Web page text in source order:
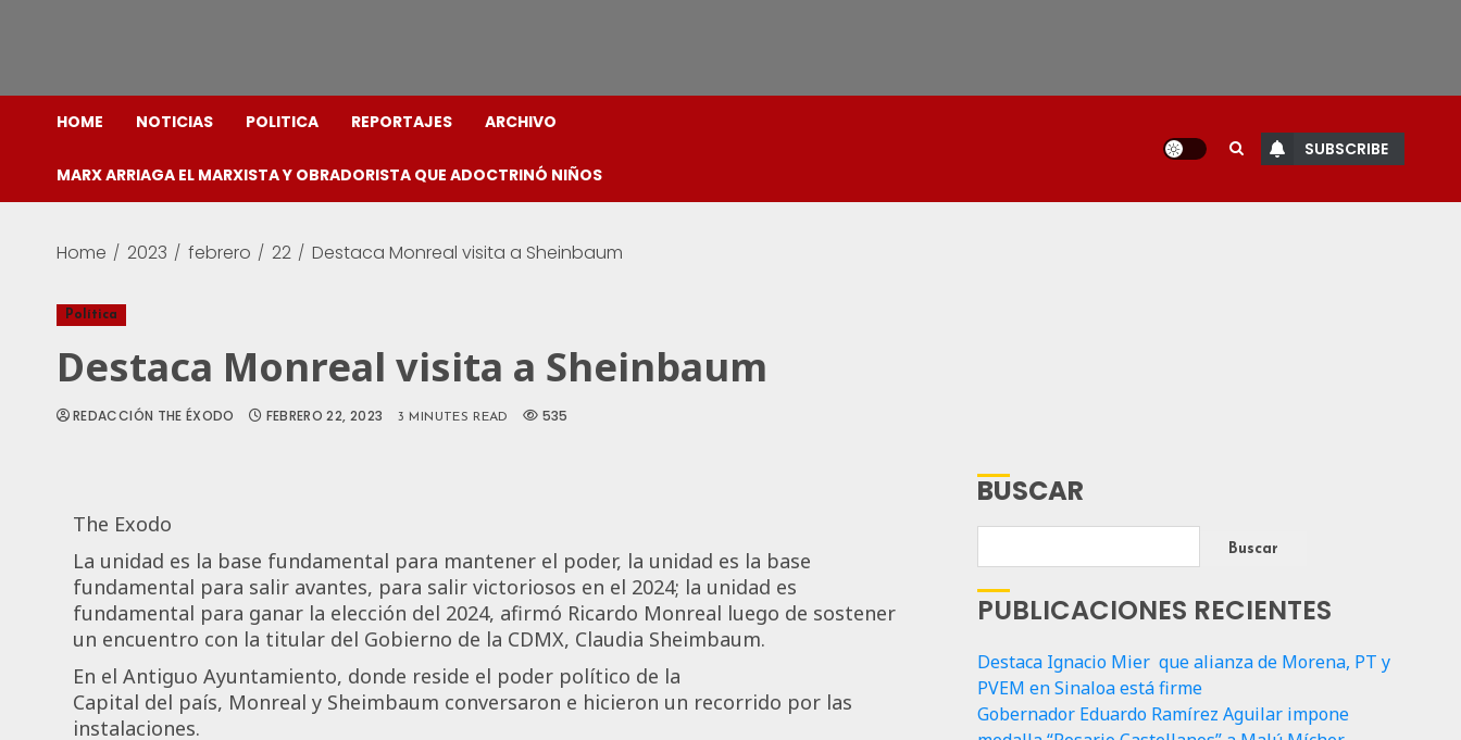
HOME NOTICIAS POLITICA REPORTAJES ARCHIVO
MARX ARRIAGA EL MARXISTA Y OBRADORISTA QUE ADOCTRINÓ NIÑOS
SUBSCRIBE
Home 2023 febrero 22 Destaca Monreal visita a Sheinbaum
Política
Destaca Monreal visita a Sheinbaum
REDACCIÓN THE ÉXODO FEBRERO 22, 2023 3 MINUTES READ 535
The Exodo
La unidad es la base fundamental para mantener el poder, la unidad es la base
fundamental para salir avantes, para salir victoriosos en el 2024; la unidad es
fundamental para ganar la elección del 2024, afirmó Ricardo Monreal luego de sostener
un encuentro con la titular del Gobierno de la CDMX, Claudia Sheimbaum.
En el Antiguo Ayuntamiento, donde reside el poder político de la
Capital del país, Monreal y Sheimbaum conversaron e hicieron un recorrido por las
instalaciones.
BUSCAR
Buscar
PUBLICACIONES RECIENTES
Destaca Ignacio Mier que alianza de Morena, PT y
PVEM en Sinaloa está firme
Gobernador Eduardo Ramírez Aguilar impone